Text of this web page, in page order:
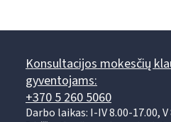
Konsultacijos mokesčių
gyventojams:
+370 5 260 5060
Darbo laikas: I-IV 8.00-17.00, V